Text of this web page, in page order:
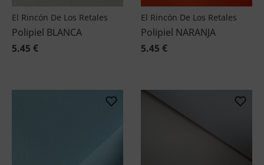
El Rincón De Los Retales
Polipiel BLANCA
5.45 €
El Rincón De Los Retales
Polipiel NARANJA
5.45 €